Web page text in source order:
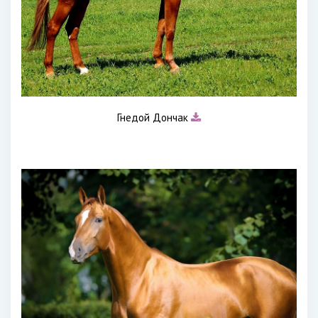
Гнедой Дончак